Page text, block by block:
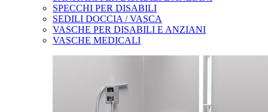
SPECCHI PER DISABILI
SEDILI DOCCIA / VASCA
VASCHE PER DISABILI E ANZIANI
VASCHE MEDICALI